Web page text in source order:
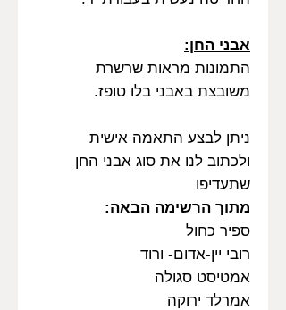
אבני החן:
התמונות מראות שרשרת
משובצת באבני בלו טופז.
ניתן לבצע התאמה אישית
ולכתוב לנו את סוג אבני החן
שתעדיפו
מתוך הרשימה הבאה:
ספיר כחול
רובי יין-אדום- ורוד
אמטיסט סגולה
אמרלד ירוקה